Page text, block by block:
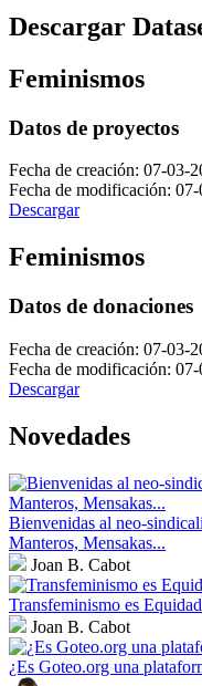
Descargar
Feminismos
Datos de proyectos
Fecha de creación: 07-03-
Fecha de modificación:
Descargar
Feminismos
Datos de donaciones
Fecha de creación: 07-03-
Fecha de modificación:
Descargar
Novedades
Bienvenidas al neo-
Manteros, Mensakas...
Joan B. Cabot
Transfeminismo es Equidad
Joan B. Cabot
¿Es Goteo.org una